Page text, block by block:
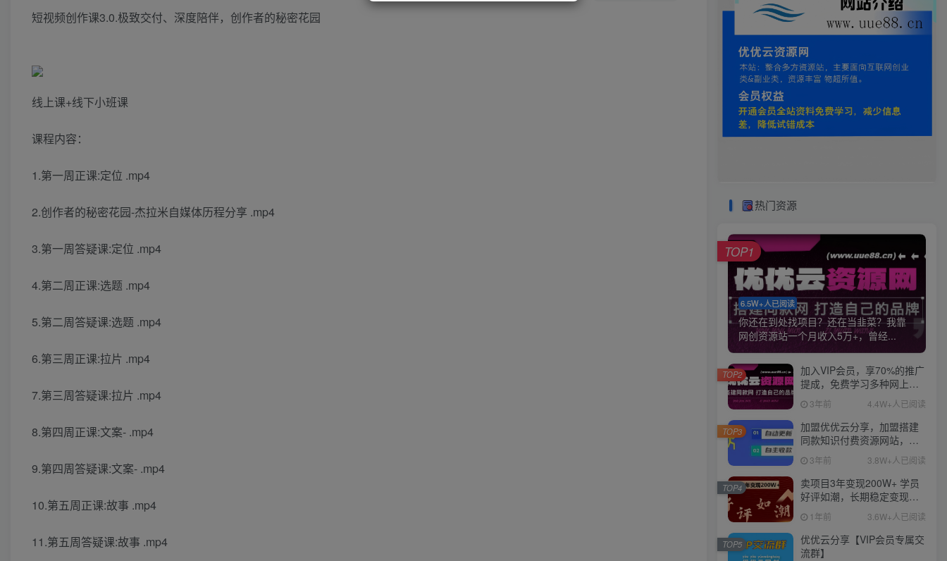
短视频创作课3.0.极致交付、深度陪伴，创作者的秘密花园
线上课+线下小班课
课程内容：
1.第一周正课:定位 .mp4
2.创作者的秘密花园-杰拉米自媒体历程分享 .mp4
3.第一周答疑课:定位 .mp4
4.第二周正课:选题 .mp4
5.第二周答疑课:选题 .mp4
6.第三周正课:拉片 .mp4
7.第三周答疑课:拉片 .mp4
8.第四周正课:文案- .mp4
9.第四周答疑课:文案- .mp4
10.第五周正课:故事 .mp4
11.第五周答疑课:故事 .mp4
热门资源
6.5W+人已阅读
你还在到处找项目？还在当韭菜？我靠
网创资源站一个月收入5万+，曾经...
TOP1
加入VIP会员，享70%的推广
提成，免费学习多种网上创
业课程，菜鸟秒变大神！
3年前 4.4W+人已阅读
TOP2
加盟优优云分享，加盟搭建
同款知识付费资源网站，实
现长期稳定被动收入~
3年前 3.8W+人已阅读
TOP3
卖项目3年变现200W+ 学员
好评如潮，长期稳定变现，
可以一直干到老！
1年前 3.6W+人已阅读
TOP4
优优云分享【VIP会员专属交
流群】
TOP5